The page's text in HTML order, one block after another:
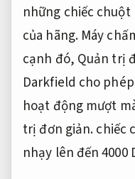
những chiếc
của hãng. Máy
cạnh đó, Quản trị
Darkfield cho phép
hoạt động mượt
trị đơn giản.chiếc
nhạy lên đến 4000